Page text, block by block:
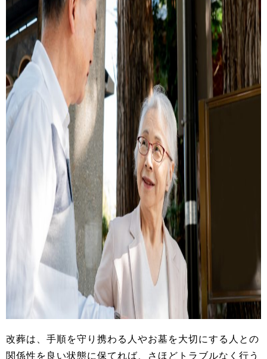
改葬は、手順を守り携わる人やお墓を大切にする人との
関係性を良い状態に保てれば、さほどトラブルなく行う